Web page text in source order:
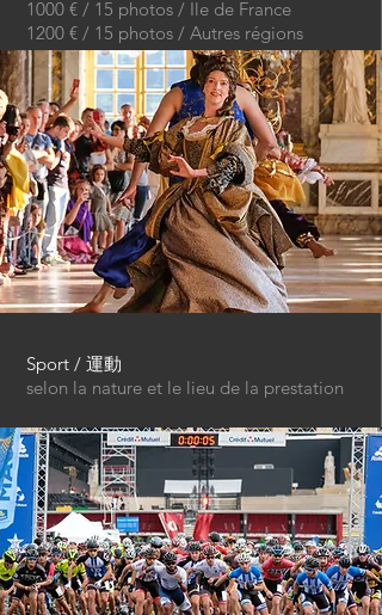
1000 € / 15 photos / Ile de France
1200 € / 15 photos / Autres régions
Sport / 運動
selon la nature et le lieu de la prestation